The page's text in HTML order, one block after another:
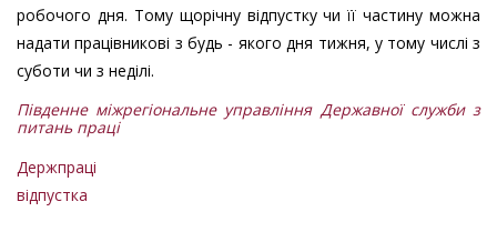
робочого дня. Тому щорічну відпустку чи її частину можна
надати працівникові з будь - якого дня тижня, у тому числі з
суботи чи з неділі.
Південне міжрегіональне управління Державної служби з
питань праці
Держпраці
відпустка